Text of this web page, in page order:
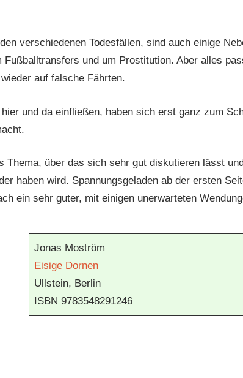
verschiedenen Todesfällen, sind auch einige
Fußballtransfers und um Prostitution. Aber alles
auf falsche Fährten.
und da einfließen, haben sich erst ganz zum
Thema, über das sich sehr gut diskutieren lässt
haben wird. Spannungsgeladen ab der ersten
ein sehr guter, mit einigen unerwarteten
Jonas Moström
Eisige Dornen
Ullstein, Berlin
ISBN 9783548291246